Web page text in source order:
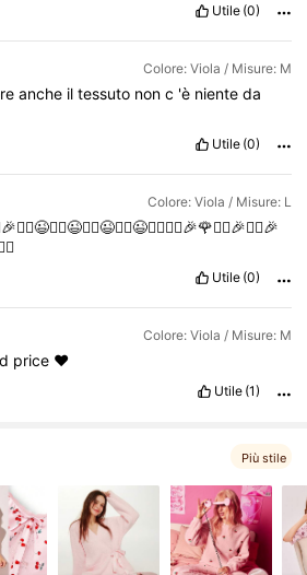
Follower
Utile (0)
Colore: Viola / Misure: M
anche il tessuto non c 'è niente da
Utile (0)
Colore: Viola / Misure: L
Utile (0)
Colore: Viola / Misure: M
price ❤️
Utile (1)
Più stile